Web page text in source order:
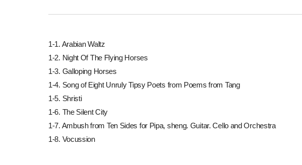
1-1. Arabian Waltz
1-2. Night Of The Flying Horses
1-3. Galloping Horses
1-4. Song of Eight Unruly Tipsy Poets from Poems from Tang
1-5. Shristi
1-6. The Silent City
1-7. Ambush from Ten Sides for Pipa, sheng. Guitar. Cello and Orchestra
1-8. Vocussion